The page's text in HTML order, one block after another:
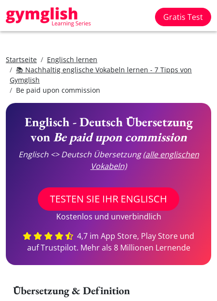
Gratis Test
Startseite
Englisch lernen
📚 Nachhaltig englische Vokabeln lernen - 7 Tipps von
Gymglish
Be paid upon commission
Englisch - Deutsch Übersetzung
vonBe paid upon commission
Englisch <> Deutsch Übersetzung(alle englischen
Vokabeln)
TESTEN SIE IHR ENGLISCH
Kostenlos und unverbindlich
4,7 im App Store, Play Store und
auf Trustpilot. Mehr als 8 Millionen Lernende
Übersetzung & Definition